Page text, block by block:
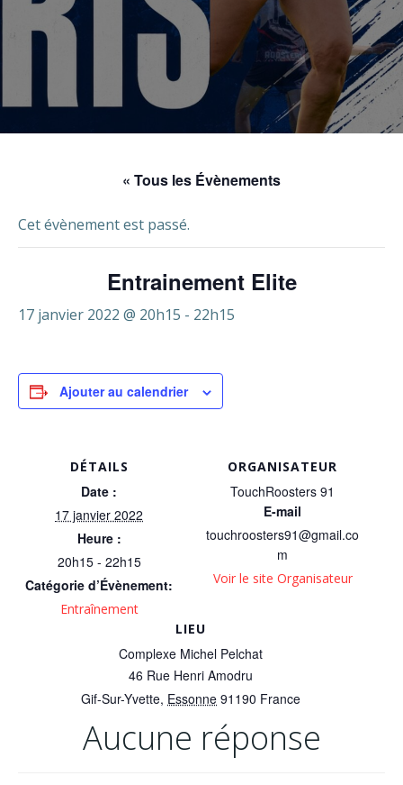
« Tous les Évènements
Cet évènement est passé.
Entrainement Elite
17 janvier 2022 @ 20h15 - 22h15
Ajouter au calendrier
DÉTAILS
Date :
17 janvier 2022
Heure :
20h15 - 22h15
Catégorie d’Évènement:
Entraînement
LIEU
Complexe Michel Pelchat
46 Rue Henri Amodru
Gif-Sur-Yvette, Essonne 91190 France
ORGANISATEUR
TouchRoosters 91
E-mail
touchroosters91@gmail.co
m
Voir le site Organisateur
Aucune réponse